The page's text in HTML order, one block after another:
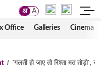
अ A
Office Galleries Cinema
/ 'गलती हो जाए तो रिश्ता मत तोड़ो',